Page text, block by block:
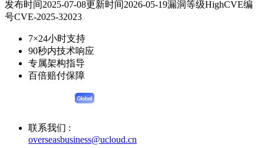
发布时间2025-07-08更新时间2026-05-19漏洞等级HighCVE编
号CVE-2025-32023
7×24小时支持
90秒内技术响应
专属架构指导
百倍赔付保障
联系我们 :
overseasbusiness@ucloud.cn